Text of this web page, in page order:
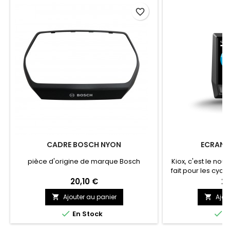
CADRE BOSCH NYON
pièce d'origine de marque Bosch
20,10 €
 Ajouter au panier
 En Stock
favorite_border
ECRAN
Kiox, c'est le
fait pour les
Kiox réunit les
ordinateur de
les portes du
l'application
les

